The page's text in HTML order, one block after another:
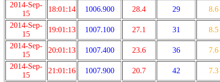
2014-Sep-
15
18:01:14 1006.900 28.4 29
8.6
2014-Sep-
15
19:01:13 1007.100 27.1 31
8.5
2014-Sep-
15
20:01:13 1007.400 23.6 36
7.6
2014-Sep-
15
21:01:16 1007.900 20.7 42
7.3